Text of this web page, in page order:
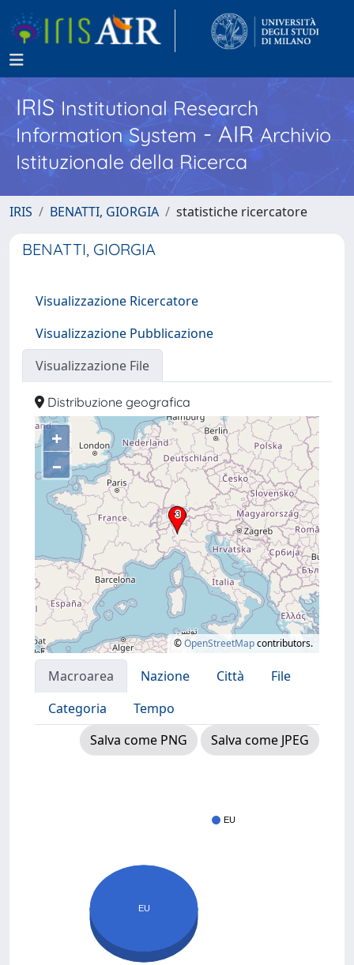
IRISInstitutional Research
Information System - AIR Archivio
Istituzionale della Ricerca
IRIS BENATTI, GIORGIA statistiche ricercatore
BENATTI, GIORGIA
Visualizzazione Ricercatore
Visualizzazione Pubblicazione
Visualizzazione File
Distribuzione geografica
+
–
©OpenStreetMapcontributors.
Macroarea Nazione Città
File
Categoria
Tempo
Salva come PNG
Salva come JPEG
EU
EU